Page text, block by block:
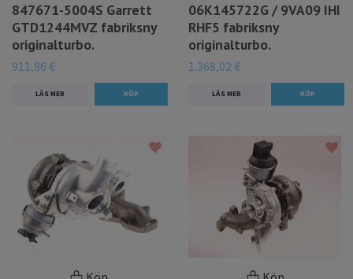
847671-5004S Garrett
GTD1244MVZ fabriksny
originalturbo.
911,86 €
LÄS MER
06K145722G / 9VA09 IHI
RHF5 fabriksny
originalturbo.
1.368,02 €
LÄS MER